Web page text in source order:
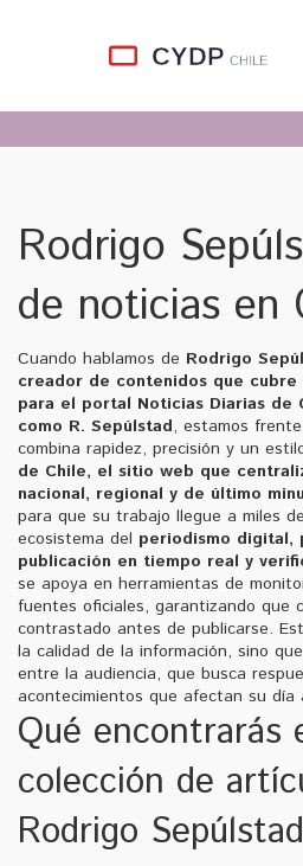
Rodrigo
de noticias en
Cuando hablamos de Rodrigo
creador de contenidos que cubre
para el portal Noticias Diarias de
como R. Sepúlstad, estamos
combina rapidez, precisión y un
de Chile, el sitio web que
nacional, regional y de último
para que su trabajo llegue a miles
ecosistema del periodismo digital,
publicación en tiempo real y
se apoya en herramientas de
fuentes oficiales, garantizando que
contrastado antes de publicarse.
la calidad de la información, sino
entre la audiencia, que busca
acontecimientos que afectan su día
Qué encontrarás
colección de
Rodrigo Sepúlstad